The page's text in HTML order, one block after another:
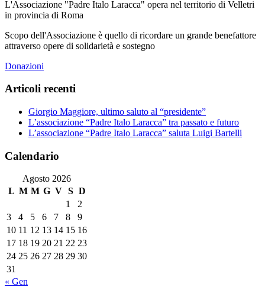
L'Associazione "Padre Italo Laracca" opera nel territorio di Velletri
in provincia di Roma
Scopo dell'Associazione è quello di ricordare un grande benefattore
attraverso opere di solidarietà e sostegno
Donazioni
Articoli recenti
Giorgio Maggiore, ultimo saluto al “presidente”
L’associazione “Padre Italo Laracca” tra passato e futuro
L’associazione “Padre Italo Laracca” saluta Luigi Bartelli
Calendario
Agosto 2026
L M M G V S D
1
2
3
4 5 6 7 8
9
10 11 12 13 14 15 16
17 18 19 20 21 22 23
24 25 26 27 28 29 30
31
« Gen